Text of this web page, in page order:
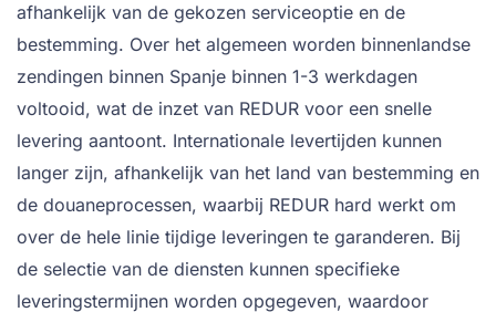
afhankelijk van de gekozen serviceoptie en de
bestemming. Over het algemeen worden binnenlandse
zendingen binnen Spanje binnen 1-3 werkdagen
voltooid, wat de inzet van REDUR voor een snelle
levering aantoont. Internationale levertijden kunnen
langer zijn, afhankelijk van het land van bestemming en
de douaneprocessen, waarbij REDUR hard werkt om
over de hele linie tijdige leveringen te garanderen. Bij
de selectie van de diensten kunnen specifieke
leveringstermijnen worden opgegeven, waardoor